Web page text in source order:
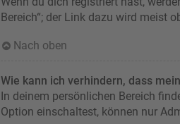
Bereich“; der Link dazu wird meist
Nach oben
Wie kann ich verhindern, dass
In deinem persönlichen Bereich
Option einschaltest, können nur